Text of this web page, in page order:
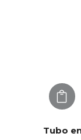
Tubo